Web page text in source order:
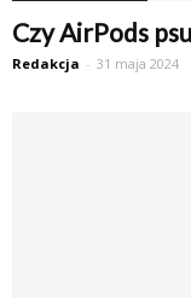
Czy AirPods
Redakcja - 31 maja 2024